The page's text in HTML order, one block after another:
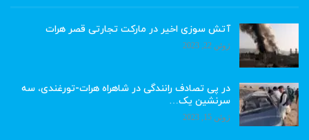
آتش سوزی اخیر در مارکت تجارتی قصر هرات
ژوئن 22, 2023
در پی تصادف رانندگی در شاهراه هرات-تورغندی، سه
سرنشین یک…
ژوئن 15, 2023